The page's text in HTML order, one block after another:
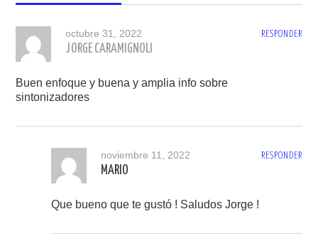
RESPONDER
octubre 31, 2022
JORGE CARAMIGNOLI
Buen enfoque y buena y amplia info sobre
sintonizadores
RESPONDER
noviembre 11, 2022
MARIO
Que bueno que te gustó ! Saludos Jorge !